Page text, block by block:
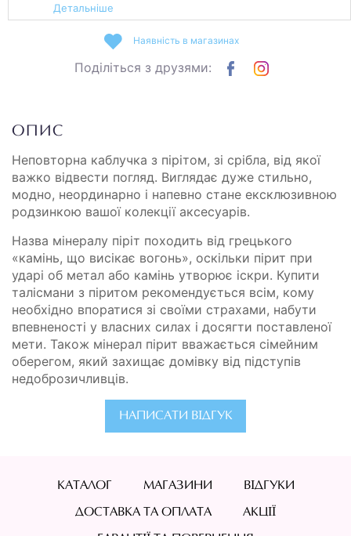
Детальніше
Наявність в магазинах
Поділіться з друзями:
ОПИС
Неповторна каблучка з пірітом, зі срібла, від якої
важко відвести погляд. Виглядає дуже стильно,
модно, неординарно і напевно стане ексклюзивною
родзинкою вашої колекції аксесуарів.
Назва мінералу піріт походить від грецького
«камінь, що висікає вогонь», оскільки пірит при
ударі об метал або камінь утворює іскри. Купити
талісмани з піритом рекомендується всім, кому
необхідно впоратися зі своїми страхами, набути
впевненості у власних силах і досягти поставленої
мети. Також мінерал пірит вважається сімейним
оберегом, який захищає домівку від підступів
недоброзичливців.
НАПИСАТИ ВІДГУК
КАТАЛОГ МАГАЗИНИ ВІДГУКИ
ДОСТАВКА ТА ОПЛАТА АКЦІЇ